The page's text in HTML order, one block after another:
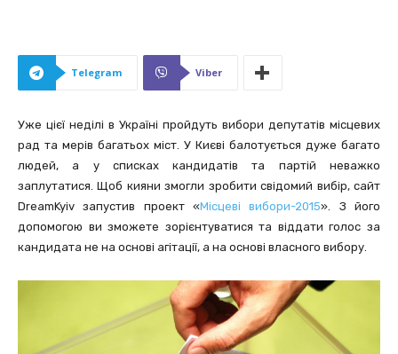
Telegram Viber
Уже цієї неділі в Україні пройдуть вибори депутатів місцевих
рад та мерів багатьох міст. У Києві балотується дуже багато
людей, а у списках кандидатів та партій неважко
заплутатися. Щоб кияни змогли зробити свідомий вибір, сайт
DreamKyiv запустив проект «Місцеві вибори-2015». З його
допомогою ви зможете зорієнтуватися та віддати голос за
кандидата не на основі агітації, а на основі власного вибору.